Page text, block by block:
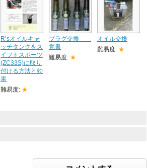
R’sオイルキャ
ッチタンクをス
イフトスポーツ
(ZC33S)に取り
付ける方法と効
果
難易度: ★
プラグ交換
覚書
難易度: ★
オイル交換
難易度: ★